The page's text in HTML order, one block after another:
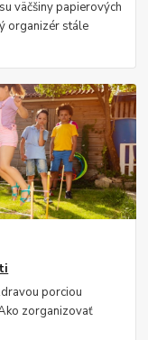
väčšiny papierových
organizér stále
porciou
zorganizovať